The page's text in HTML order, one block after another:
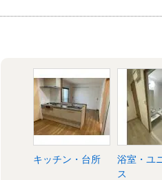
キッチン・台所
浴室・ユ
ス